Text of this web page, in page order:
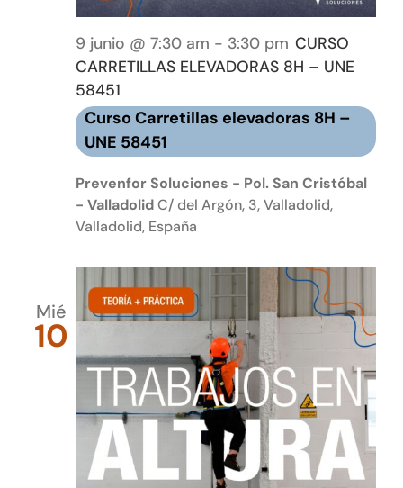
9 junio @ 7:30 am - 3:30 pm CURSO
CARRETILLAS ELEVADORAS 8H – UNE
58451
Curso Carretillas elevadoras 8H –
UNE 58451
Prevenfor Soluciones - Pol. San Cristóbal
- ValladolidC/ del Argón, 3, Valladolid,
Valladolid, España
Mié
10